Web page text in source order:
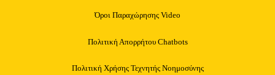
Όροι Παραχώρησης Video
Πολιτική Απορρήτου Chatbots
Πολιτική Χρήσης Τεχνητής Νοημοσύνης